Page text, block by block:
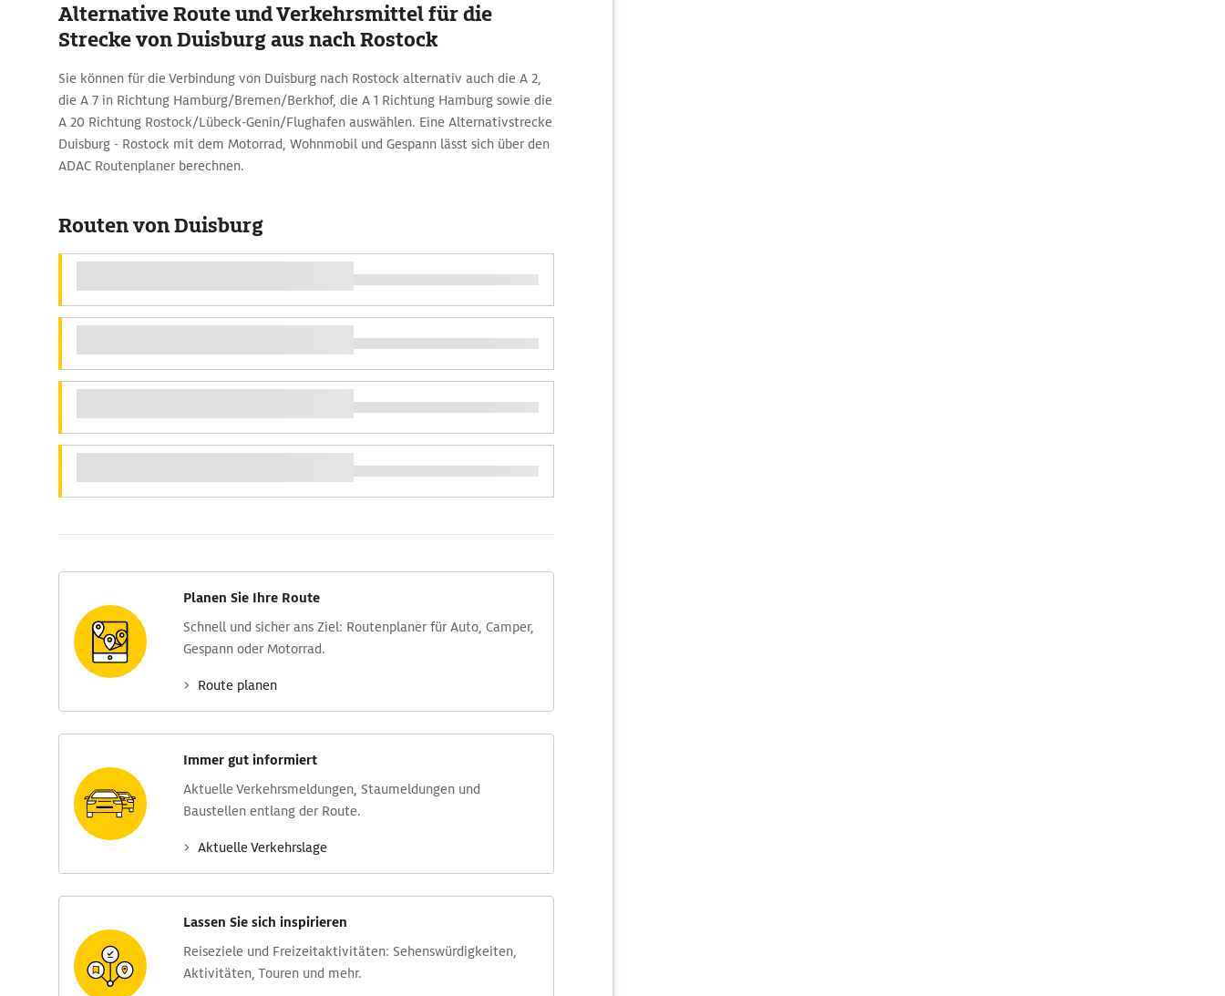
Alternative Route und Verkehrsmittel für die
Strecke von Duisburg aus nach Rostock
Sie können für die Verbindung von Duisburg nach Rostock alternativ auch die A 2,
die A 7 in Richtung Hamburg/Bremen/Berkhof, die A 1 Richtung Hamburg sowie die
A 20 Richtung Rostock/Lübeck-Genin/Flughafen auswählen. Eine Alternativstrecke
Duisburg - Rostock mit dem Motorrad, Wohnmobil und Gespann lässt sich über den
ADAC Routenplaner berechnen.
Routen von Duisburg
Planen Sie Ihre Route
Schnell und sicher ans Ziel: Routen­planer für Auto, Camper,
Gespann oder Motorrad.
Route planen
Immer gut informiert
Aktuelle Verkehrs­meldungen, Stau­meldungen und
Baustellen entlang der Route.
Aktuelle Verkehrs­lage
Lassen Sie sich inspirieren
Reise­ziele und Freizeit­aktivitäten: Sehens­würdig­keiten,
Aktivitäten, Touren und mehr.